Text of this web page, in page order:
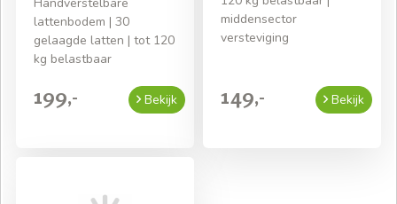
lattenbodem | 30
gelaagde latten | tot 120
kg belastbaar
199,- Bekijk
middensector
versteviging
149,- Bekijk